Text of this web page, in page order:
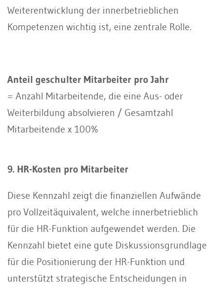
Weiterentwicklung der innerbetrieblichen
Kompetenzen wichtig ist, eine zentrale Rolle.
Anteil geschulter Mitarbeiter pro Jahr
= Anzahl Mitarbeitende, die eine Aus- oder
Weiterbildung absolvieren / Gesamtzahl
Mitarbeitende x 100%
9. HR-Kosten pro Mitarbeiter
Diese Kennzahl zeigt die finanziellen Aufwände
pro Vollzeitäquivalent, welche innerbetrieblich
für die HR-Funktion aufgewendet werden. Die
Kennzahl bietet eine gute Diskussionsgrundlage
für die Positionierung der HR-Funktion und
unterstützt strategische Entscheidungen in